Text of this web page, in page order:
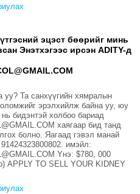
эцэст бөөрийг минь
Энэтхэгээс ирсэн ADITY-д
уу? Та санхүүгийн хямралын
эрэлхийлж байна уу, юу
бидэнтэй холбоо бариад
хаягаар бид танд
болно. Яагаад гэвэл манай
имэйл:
Yнэ: $780, 000
APPLY TO SELL YOUR KIDNEY